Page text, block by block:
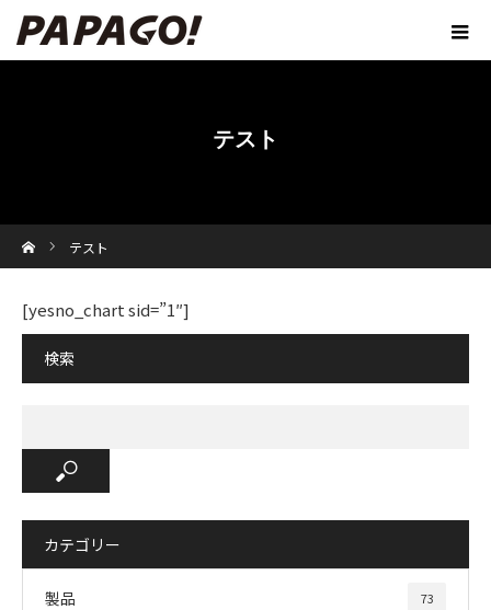
テスト
テスト
[yesno_chart sid=”1″]
検索
カテゴリー
製品 73